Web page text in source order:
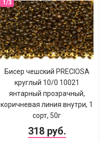
Бисер чешский PRECIOSA
круглый 10/0 10021
янтарный прозрачный,
коричневая линия внутри, 1
сорт, 50г
318 руб.